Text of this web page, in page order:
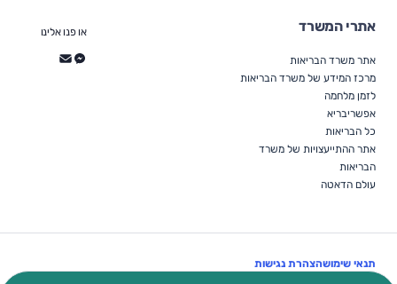
אתרי המשרד
אתר משרד הבריאות
מרכז המידע של משרד הבריאות
לזמן מלחמה
אפשריבריא
כל הבריאות
אתר ההתייעצויות של משרד
הבריאות
עולם הדאטה
או פנו אלינו
תנאי שימושהצהרת נגישות